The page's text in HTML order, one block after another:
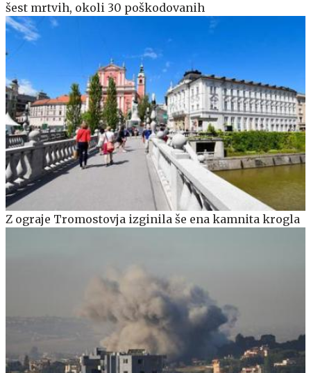
šest mrtvih, okoli 30 poškodovanih
Z ograje Tromostovja izginila še ena kamnita krogla